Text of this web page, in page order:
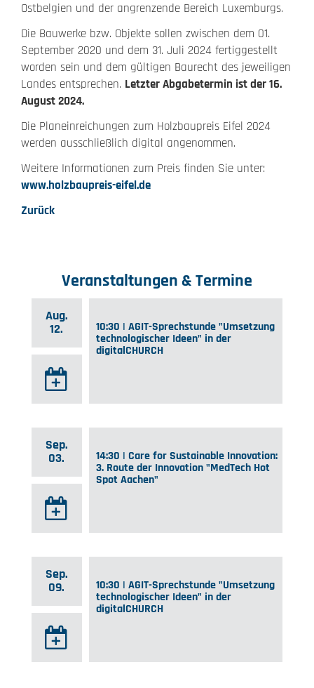
Ostbelgien und der angrenzende Bereich Luxemburgs.
Die Bauwerke bzw. Objekte sollen zwischen dem 01.
September 2020 und dem 31. Juli 2024 fertiggestellt
worden sein und dem gültigen Baurecht des jeweiligen
Landes entsprechen. Letzter Abgabetermin ist der 16.
August 2024.
Die Planeinreichungen zum Holzbaupreis Eifel 2024
werden ausschließlich digital angenommen.
Weitere Informationen zum Preis finden Sie unter:
www.holzbaupreis-eifel.de
Zurück
Veranstaltungen & Termine
Aug.
12.
10:30 | AGIT-Sprechstunde "Umsetzung
technologischer Ideen" in der
digitalCHURCH
Sep.
03.
14:30 | Care for Sustainable Innovation:
3. Route der Innovation "MedTech Hot
Spot Aachen"
Sep.
09.
10:30 | AGIT-Sprechstunde "Umsetzung
technologischer Ideen" in der
digitalCHURCH